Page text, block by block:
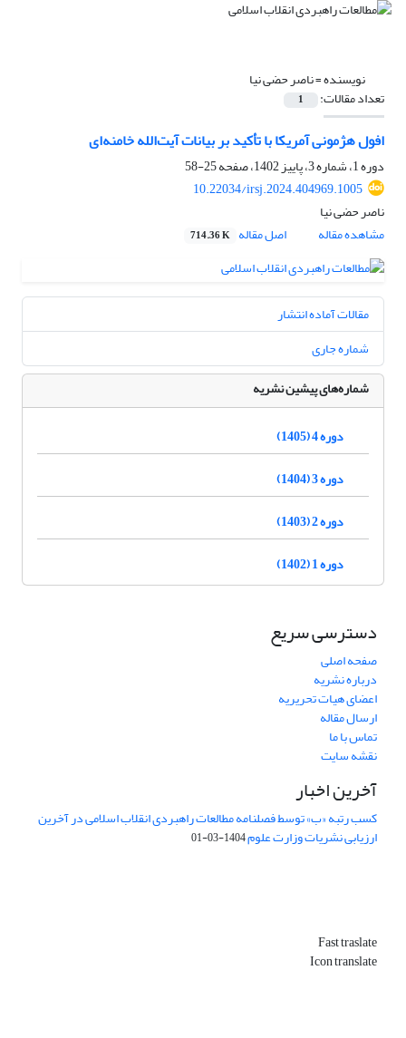
نویسنده =ناصر حضی نیا
تعداد مقالات: 1
افول هژمونی آمریکا با تأکید بر بیانات آیت‌الله خامنه‌ای
دوره 1، شماره 3، پاییز 1402، صفحه
25-58
10.22034/irsj.2024.404969.1005
ناصر حضی نیا
مشاهده مقاله
اصل مقاله 714.36 K
مقالات آماده انتشار
شماره جاری
شماره‌های پیشین نشریه
دوره 4 (1405)
دوره 3 (1404)
دوره 2 (1403)
دوره 1 (1402)
دسترسی سریع
صفحه اصلی
درباره نشریه
اعضای هیات تحریریه
ارسال مقاله
تماس با ما
نقشه سایت
آخرین اخبار
کسب رتبه «ب» توسط فصلنامه مطالعات راهبردی انقلاب اسلامی در آخرین
ارزیابی نشریات وزارت علوم1404-03-01
Fast traslate
Icon translate